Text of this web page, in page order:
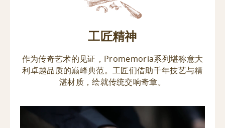
工匠精神
作为传奇艺术的见证，Promemoria系列堪称意大
利卓越品质的巅峰典范。工匠们借助千年技艺与精
湛材质，绘就传统交响奇章。